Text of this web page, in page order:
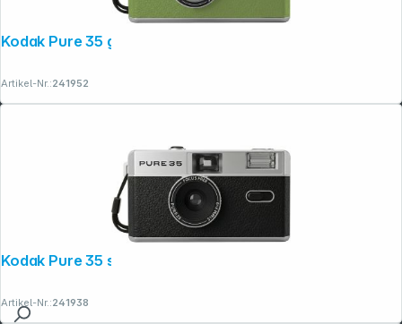
Kodak Pure 35 grün
Artikel-Nr.:241952
Kodak Pure 35 schwarz
Artikel-Nr.:241938